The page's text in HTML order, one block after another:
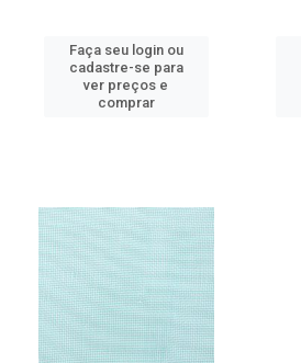
Faça seu login ou
cadastre-se para
ver preços e
comprar